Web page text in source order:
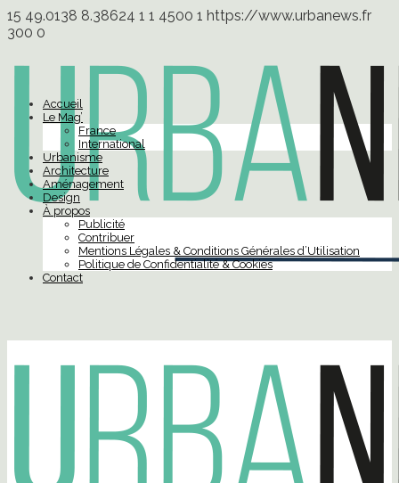
15 49.0138 8.38624 1 1 4500 1 https://www.urbanews.fr
300 0
Accueil
Le Mag’
France
International
Urbanisme
Architecture
Aménagement
Design
À propos
Publicité
Contribuer
Mentions Légales & Conditions Générales d’Utilisation
Politique de Confidentialité & Cookies
Contact